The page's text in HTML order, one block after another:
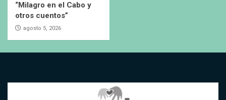
“Milagro en el Cabo y
otros cuentos”
agosto 5, 2026